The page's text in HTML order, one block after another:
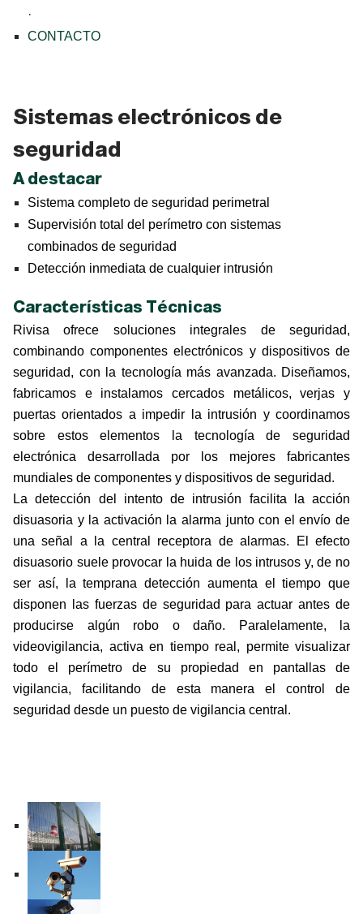
·
CONTACTO
Sistemas electrónicos de
seguridad
A destacar
Sistema completo de seguridad perimetral
Supervisión total del perímetro con sistemas
combinados de seguridad
Detección inmediata de cualquier intrusión
Características Técnicas
Rivisa ofrece soluciones integrales de seguridad,
combinando componentes electrónicos y dispositivos de
seguridad, con la tecnología más avanzada. Diseñamos,
fabricamos e instalamos cercados metálicos, verjas y
puertas orientados a impedir la intrusión y coordinamos
sobre estos elementos la tecnología de seguridad
electrónica desarrollada por los mejores fabricantes
mundiales de componentes y dispositivos de seguridad.
La detección del intento de intrusión facilita la acción
disuasoria y la activación la alarma junto con el envío de
una señal a la central receptora de alarmas. El efecto
disuasorio suele provocar la huida de los intrusos y, de no
ser así, la temprana detección aumenta el tiempo que
disponen las fuerzas de seguridad para actuar antes de
producirse algún robo o daño. Paralelamente, la
videovigilancia, activa en tiempo real, permite visualizar
todo el perímetro de su propiedad en pantallas de
vigilancia, facilitando de esta manera el control de
seguridad desde un puesto de vigilancia central.